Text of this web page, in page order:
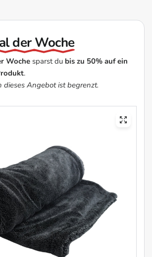
der Woche
Woche sparst du bis zu 50% auf ein
.
dieses Angebot ist begrenzt.